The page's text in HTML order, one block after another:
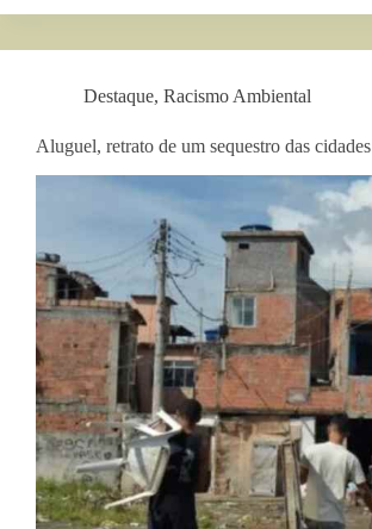
Destaque, Racismo Ambiental
Aluguel, retrato de um sequestro das cidades